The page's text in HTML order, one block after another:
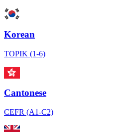
Korean
TOPIK (1-6)
Cantonese
CEFR (A1-C2)